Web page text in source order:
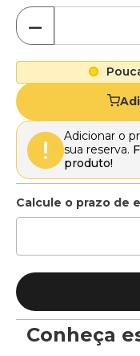
－
Adicionar o
sua reserva.
produto!
Conheça